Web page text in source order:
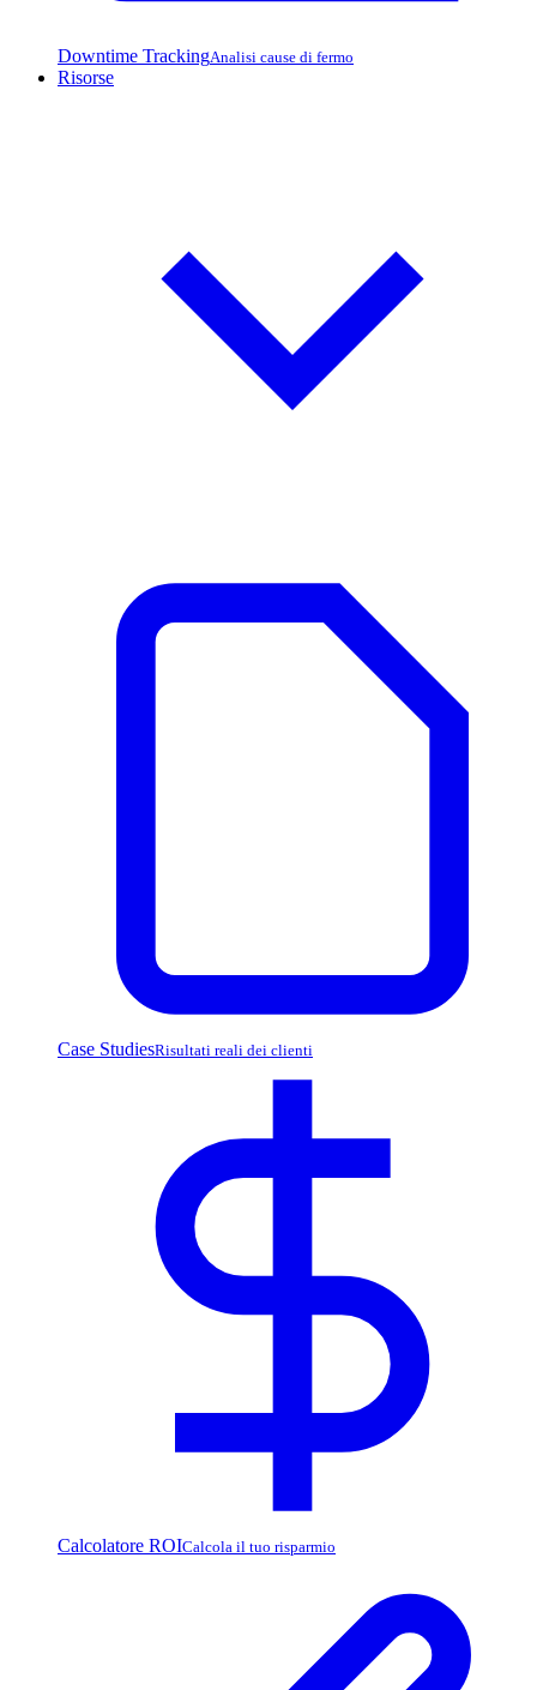
Downtime TrackingAnalisi cause di fermo
Risorse
Case StudiesRisultati reali dei clienti
Calcolatore ROICalcola il tuo risparmio